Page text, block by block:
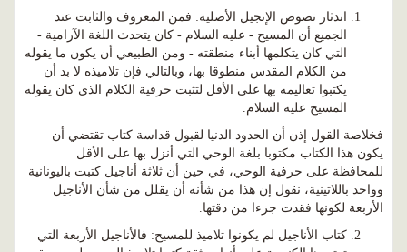
اندثار نصوص الإنجيل الأصلية: فمن المعروف والثابت عند
الجميع أن المسيح - عليه السلام - كان يتحدث اللغة الآرامية -
التي كان يتكلمها أبناء منطقته - ومن الطبيعي أن يكون ما يقوله
من الكلام المقدس منطوقا بها، وبالتالي فإن تلاميذه لا بد أن
يكتبوا تعاليمه بها على الأقل لتثبت حرفية الكلام الذي كان يقوله
المسيح عليه السلام.
فخلاصة القول إذن أن الحدود الدنيا لقبول قداسة كتاب تقتضي أن
يكون هذا الكتاب مكتوبا بلغة الوحي التي أنزل بها على الأقل
للمحافظة على حرفية الوحي، في حين أن ثلاثة أناجيل كتبت باليونانية
وواحد باللاتينية، نقول إن هذا من شأنه أن يقلل من شأن الأناجيل
الأربعة لكونها فقدت جزءا من دقتها.
كتاب الأناجيل لم يكونوا تلاميذ للمسيح: فالأناجيل الأربعة التي